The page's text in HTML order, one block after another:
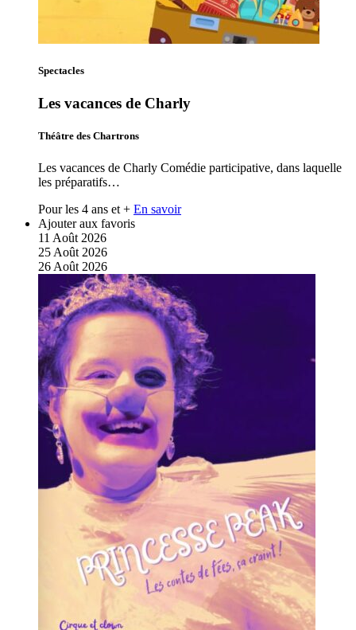
Spectacles
Les vacances de Charly
Théâtre des Chartrons
Les vacances de Charly Comédie participative, dans laquelle
les préparatifs…
Pour les 4 ans et + En savoir
Ajouter aux favoris
11 Août 2026
25 Août 2026
26 Août 2026